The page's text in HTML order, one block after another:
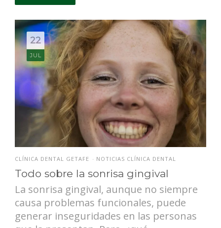
22
JUL
CLÍNICA DENTAL GETAFE • NOTICIAS CLÍNICA DENTAL
Todo sobre la sonrisa gingival
La sonrisa gingival, aunque no siempre
causa problemas funcionales, puede
generar inseguridades en las personas